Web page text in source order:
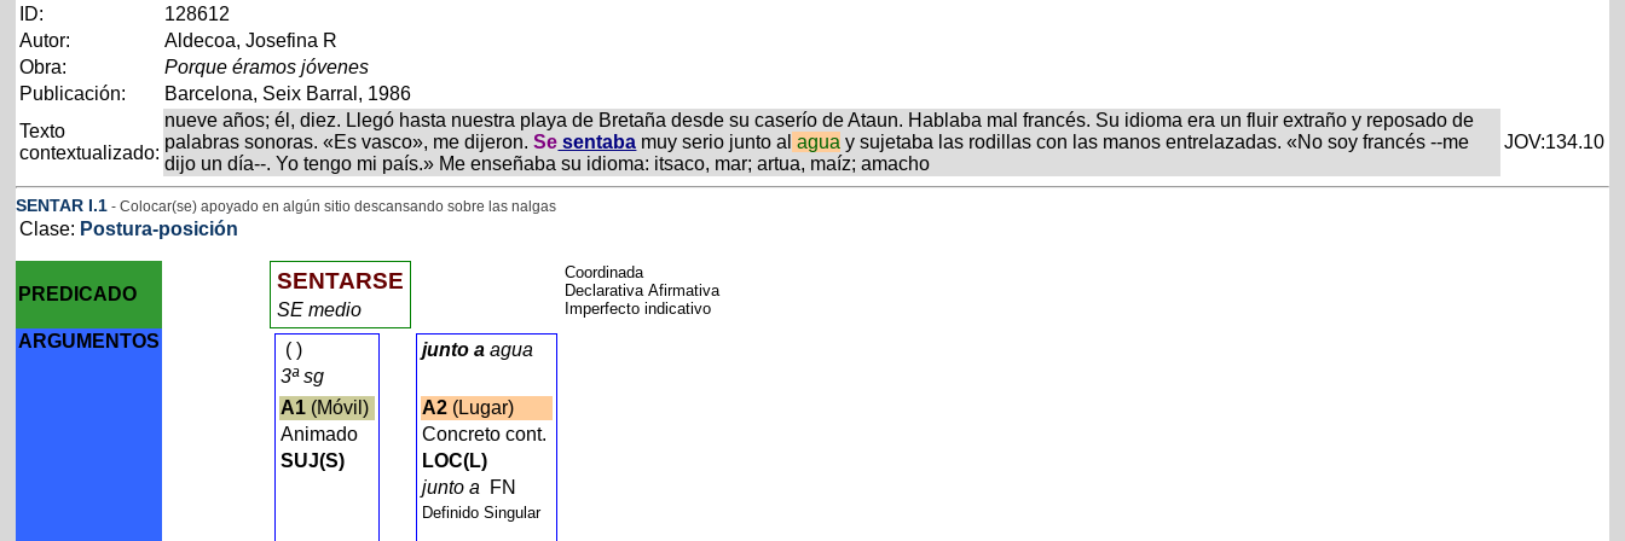
ID:
128612
Autor:
Aldecoa, Josefina R
Obra:
Porque éramos jóvenes
Publicación:
Barcelona, Seix Barral, 1986
Texto
contextualizado:
nueve años; él, diez. Llegó hasta nuestra playa de Bretaña desde su caserío de Ataun. Hablaba mal francés. Su idioma era un fluir extraño y reposado de
palabras sonoras. «Es vasco», me dijeron. Se sentaba muy serio junto al agua y sujetaba las rodillas con las manos entrelazadas. «No soy francés --me
dijo un día--. Yo tengo mi país.» Me enseñaba su idioma: itsaco, mar; artua, maíz; amacho
JOV:134.10
SENTAR I.1 - Colocar(se) apoyado en algún sitio descansando sobre las nalgas
Clase: Postura-posición
PREDICADO
SENTARSE
SE medio
Coordinada
Declarativa Afirmativa
Imperfecto indicativo
ARGUMENTOS ( )
3ª sg
A1 (Móvil)
Animado
SUJ(S)
junto a agua
A2 (Lugar)
Concreto cont.
LOC(L)
junto a FN
Definido Singular